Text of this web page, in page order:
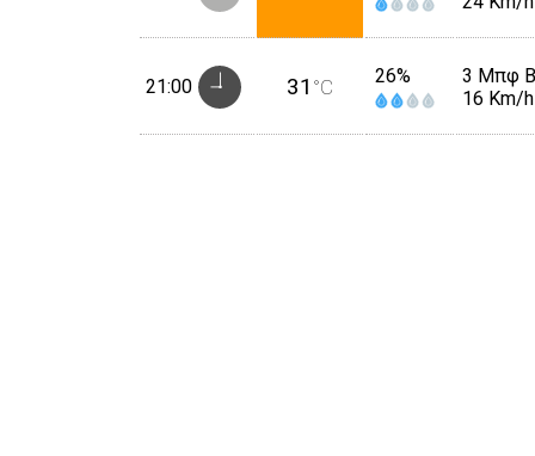
21:00 31 °C 26%
3 Μπφ
16 Km/h